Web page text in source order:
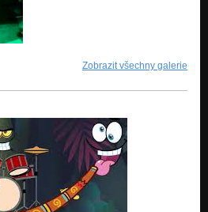
Zobrazit všechny galerie